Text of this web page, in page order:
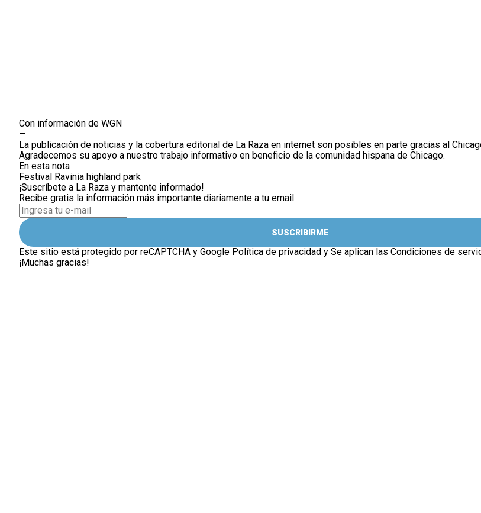
Con información de WGN
—
La publicación de noticias y la cobertura editorial de La Raza en internet son posibles en parte gracias al
Agradecemos su apoyo a nuestro trabajo informativo en beneficio de la comunidad hispana de Chicago.
En esta nota
Festival Ravinia highland park
¡Suscríbete a La Raza y mantente informado!
Recibe gratis la información más importante diariamente a tu email
SUSCRIBIRME
Este sitio está protegido por reCAPTCHA y Google Política de privacidad y Se aplican las Condiciones de
¡Muchas gracias!